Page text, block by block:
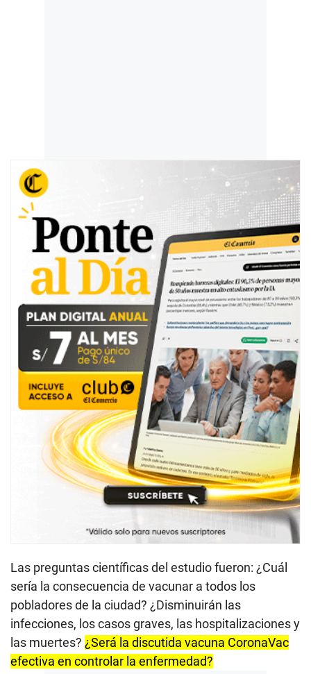
Las preguntas científicas del estudio fueron: ¿Cuál
sería la consecuencia de vacunar a todos los
pobladores de la ciudad? ¿Disminuirán las
infecciones, los casos graves, las hospitalizaciones y
las muertes? ¿Será la discutida vacuna CoronaVac
efectiva en controlar la enfermedad?